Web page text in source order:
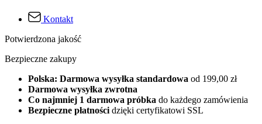
Kontakt
Potwierdzona jakość
Bezpieczne zakupy
Polska: Darmowa wysyłka standardowa od 199,00 zł
Darmowa wysyłka zwrotna
Co najmniej 1 darmowa próbka do każdego zamówienia
Bezpieczne płatności dzięki certyfikatowi SSL